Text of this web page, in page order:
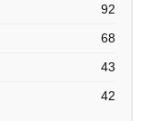
92
68
43
42